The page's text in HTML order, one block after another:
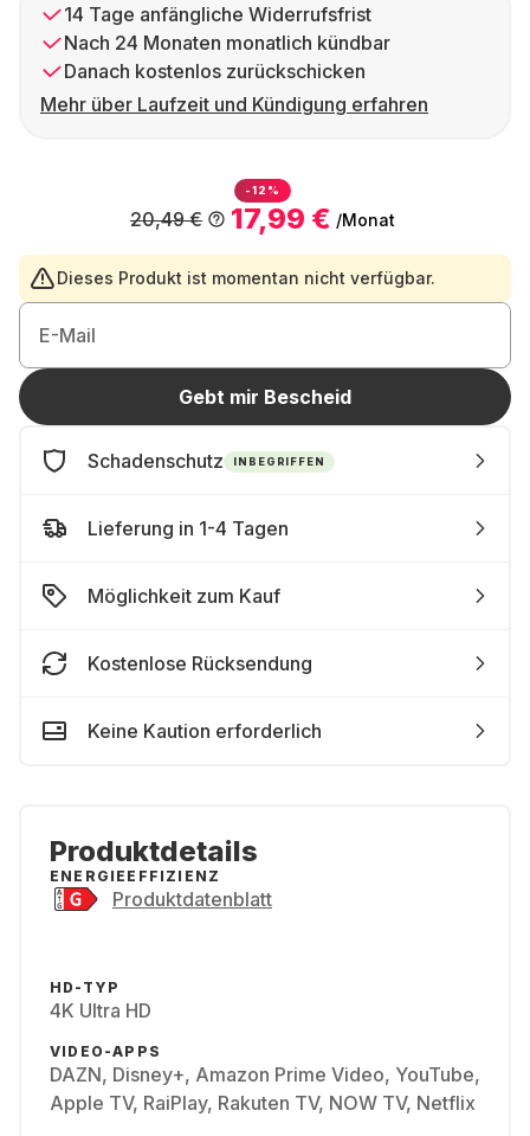
14 Tage anfängliche Widerrufsfrist
Nach 24 Monaten monatlich kündbar
Danach kostenlos zurückschicken
Mehr über Laufzeit und Kündigung erfahren
-12%
17,99 € /Monat
20,49 €
Dieses Produkt ist momentan nicht verfügbar.
E-Mail
Gebt mir Bescheid
Schadenschutz INBEGRIFFEN
Lieferung in 1-4 Tagen
Möglichkeit zum Kauf
Kostenlose Rücksendung
Keine Kaution erforderlich
Produktdetails
ENERGIEEFFIZIENZ
Produktdatenblatt
HD-TYP
4K Ultra HD
VIDEO-APPS
DAZN, Disney+, Amazon Prime Video, YouTube,
Apple TV, RaiPlay, Rakuten TV, NOW TV, Netflix